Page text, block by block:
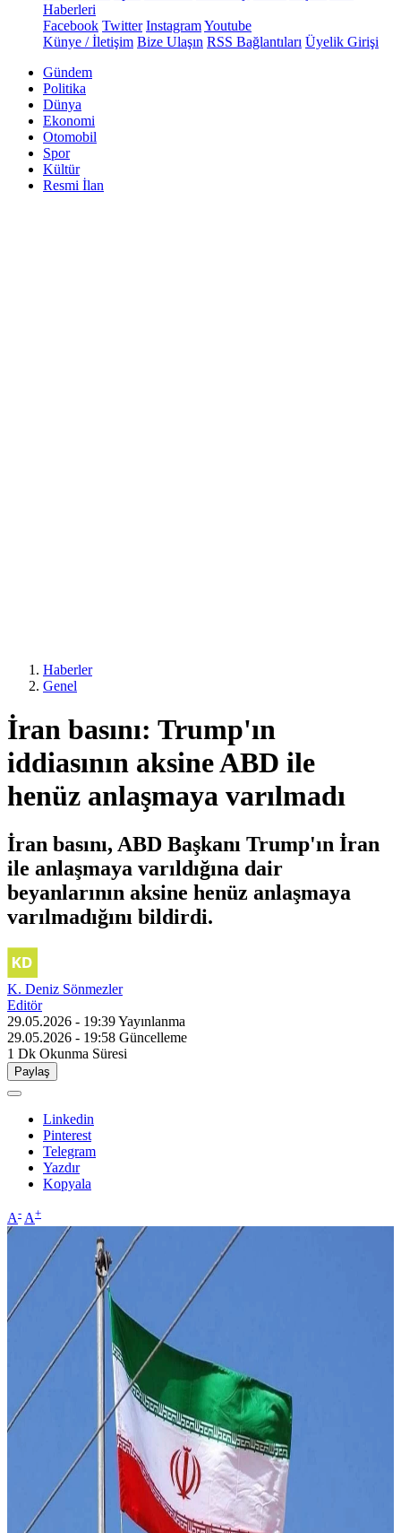
Haberleri
Facebook Twitter InstagramYoutube
Künye / İletişim Bize Ulaşın RSS Bağlantıları Üyelik Girişi
Gündem
Politika
Dünya
Ekonomi
Otomobil
Spor
Kültür
Resmi İlan
Haberler
Genel
İran basını: Trump'ın
iddiasının aksine ABD ile
henüz anlaşmaya varılmadı
İran basını, ABD Başkanı Trump'ın İran
ile anlaşmaya varıldığına dair
beyanlarının aksine henüz anlaşmaya
varılmadığını bildirdi.
K. Deniz Sönmezler
Editör
29.05.2026 - 19:39Yayınlanma
29.05.2026 - 19:58 Güncelleme
1 Dk Okunma Süresi
Paylaş
Linkedin
Pinterest
Telegram
Yazdır
Kopyala
A- A+